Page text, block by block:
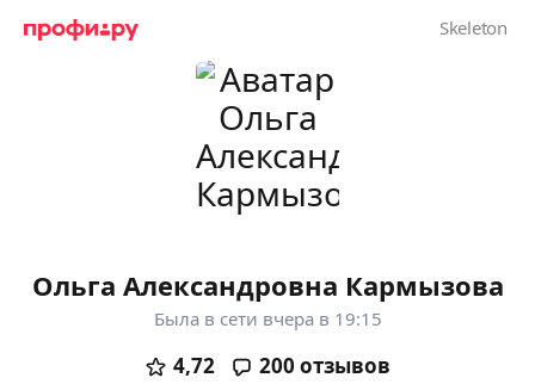
Ольга Александровна Кармызова
Была в сети вчера в 19:15
4,72 200 отзывов